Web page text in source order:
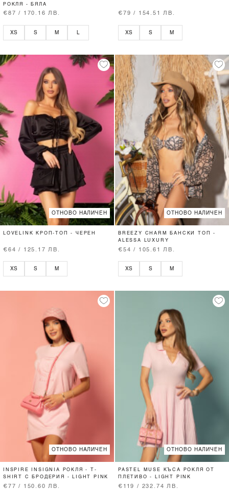
РОКЛЯ - БЯЛА
€87 / 170.16 ЛВ.
XS S M
€79 / 154.51 ЛВ.
XS S M
ОТНОВО НАЛИЧЕН
LOVELINK КРОП-ТОП - ЧЕРЕН
€64 / 125.17 ЛВ.
XS S M
ОТНОВО НАЛИЧЕН
BREEZY CHARM БАНСКИ ТОП -
ALESSA LUXURY
€54 / 105.61 ЛВ.
XS S M
ОТНОВО НАЛИЧЕН
INSPIRE INSIGNIA РОКЛЯ - T-
SHIRT С БРОДЕРИЯ - LIGHT PINK
€77 / 150.60 ЛВ.
ОТНОВО НАЛИЧЕН
PASTEL MUSE КЪСА РОКЛЯ ОТ
ПЛЕТИВО - LIGHT PINK
€119 / 232.74 ЛВ.